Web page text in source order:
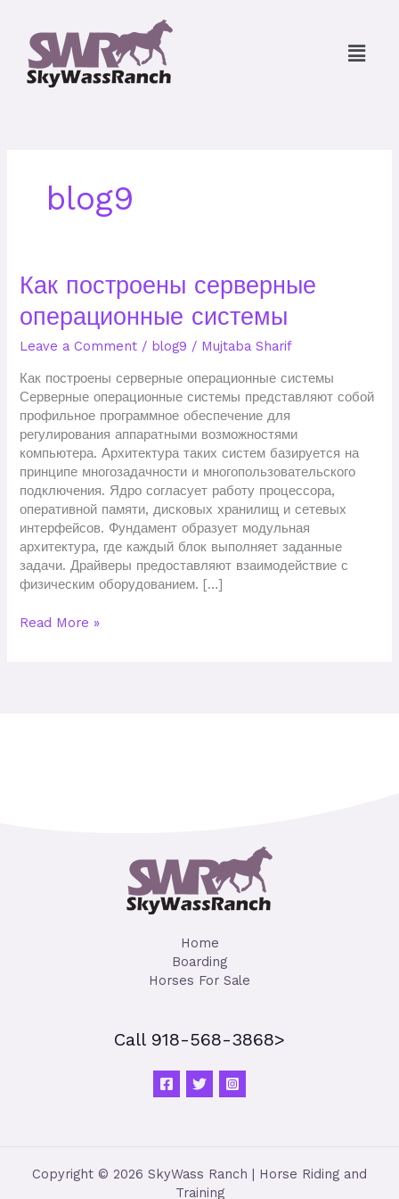
content
Menu
blog9
Как построены серверные
операционные системы
Leave a Comment / blog9 / Mujtaba Sharif
Как построены серверные операционные системы
Серверные операционные системы представляют собой
профильное программное обеспечение для
регулирования аппаратными возможностями
компьютера. Архитектура таких систем базируется на
принципе многозадачности и многопользовательского
подключения. Ядро согласует работу процессора,
оперативной памяти, дисковых хранилищ и сетевых
интерфейсов. Фундамент образует модульная
архитектура, где каждый блок выполняет заданные
задачи. Драйверы предоставляют взаимодействие с
физическим оборудованием. […]
Как
построены
серверные
операционные
системы
Read More »
Home
Boarding
Horses For Sale
Call 918-568-3868>
Copyright © 2026 SkyWass Ranch | Horse Riding and
Training